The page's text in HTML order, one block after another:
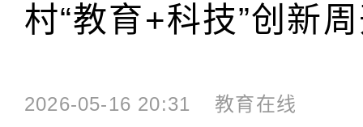
村“教育+科技”创新
2026-05-16 20:31 教育在线